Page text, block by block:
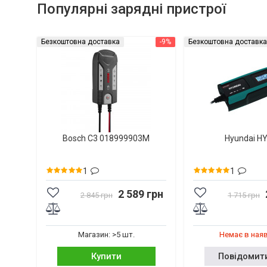
Популярні зарядні пристрої
-9%
Безкоштовна доставка
Bosch C3 018999903M
1
2 845 грн 2 589 грн
Магазин: >5 шт.
Купити
Безкоштовна доставка
Hyundai
1
1 715 грн
Немає в